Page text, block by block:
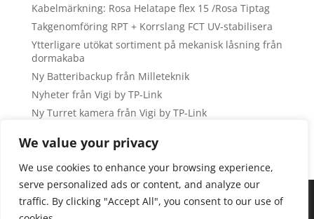
We value your privacy
We use cookies to enhance your browsing experience,
serve personalized ads or content, and analyze our
traffic. By clicking "Accept All", you consent to our use of
Kabelmärkning: Rosa Helatape flex 15 /Rosa Tiptag
Takgenomföring RPT + Korrslang FCT UV-stabilisera
Ytterligare utökat sortiment på mekanisk låsning från
dormakaba
Ny Batteribackup från Milleteknik
Nyheter från Vigi by TP-Link
Ny Turret kamera från Vigi by TP-Link
Kortläsarkampanj Acre Intrusion
Nya Bullet kameror från Vigi by TP-Link
We are using cookies to give you the best experience on our
website.